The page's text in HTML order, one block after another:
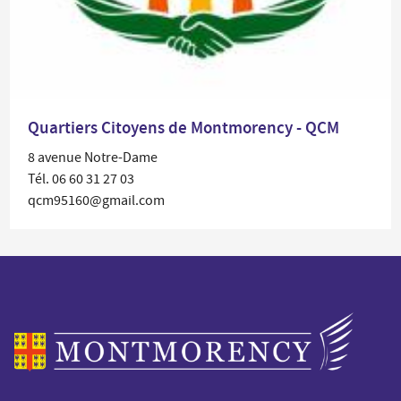
Quartiers Citoyens de Montmorency - QCM
8 avenue Notre-Dame
Tél. 06 60 31 27 03
qcm95160@gmail.com